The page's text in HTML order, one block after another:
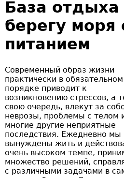
База отдыха
берегу моря
питанием
Современный образ жизни
практически в обязательном
порядке приводит к
возникновению стрессов, а
свою очередь, влекут за
неврозы, проблемы с телом
многие другие неприятные
последствия. Ежедневно мы
вынуждены жить и
очень высоком темпе,
множество решений,
с различными задачами в